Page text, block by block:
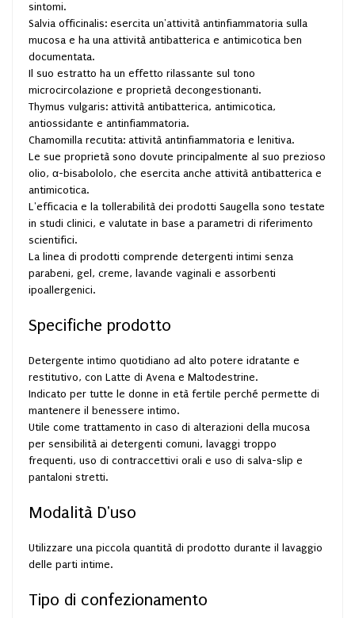
sintomi.
Salvia officinalis: esercita un'attività antinfiammatoria sulla
mucosa e ha una attività antibatterica e antimicotica ben
documentata.
Il suo estratto ha un effetto rilassante sul tono
microcircolazione e proprietà decongestionanti.
Thymus vulgaris: attività antibatterica, antimicotica,
antiossidante e antinfiammatoria.
Chamomilla recutita: attività antinfiammatoria e lenitiva.
Le sue proprietà sono dovute principalmente al suo prezioso
olio, α-bisabololo, che esercita anche attività antibatterica e
antimicotica.
L'efficacia e la tollerabilità dei prodotti Saugella sono testate
in studi clinici, e valutate in base a parametri di riferimento
scientifici.
La linea di prodotti comprende detergenti intimi senza
parabeni, gel, creme, lavande vaginali e assorbenti
ipoallergenici.
Specifiche prodotto
Detergente intimo quotidiano ad alto potere idratante e
restitutivo, con Latte di Avena e Maltodestrine.
Indicato per tutte le donne in età fertile perché permette di
mantenere il benessere intimo.
Utile come trattamento in caso di alterazioni della mucosa
per sensibilità ai detergenti comuni, lavaggi troppo
frequenti, uso di contraccettivi orali e uso di salva-slip e
pantaloni stretti.
Modalità D'uso
Utilizzare una piccola quantità di prodotto durante il lavaggio
delle parti intime.
Tipo di confezionamento